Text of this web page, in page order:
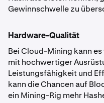
Gewinnschwelle zu
Hardware-Qualität
Bei Cloud-Mining kann
mit hochwertiger
Leistungsfähigkeit und
kann die Chancen auf
ein Mining-Rig mehr